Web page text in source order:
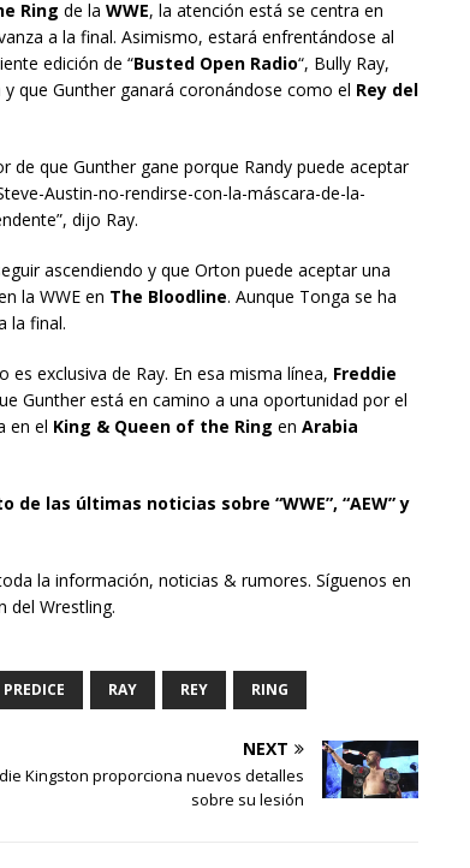
Ring de la WWE, la atención está se centra en
a la final. Asimismo, estará enfrentándose al
edición de “Busted Open Radio“, Bully Ray,
que Gunther ganará coronándose como el Rey del
de que Gunther gane porque Randy puede aceptar
Austin-no-rendirse-con-la-máscara-de-la-
dijo Ray.
ascendiendo y que Orton puede aceptar una
la WWE en The Bloodline. Aunque Tonga se ha
la final.
es exclusiva de Ray. En esa misma línea, Freddie
Gunther está en camino a una oportunidad por el
en el King & Queen of the Ring en Arabia
las últimas noticias sobre “WWE”, “AEW” y
la información, noticias & rumores. Síguenos en
del Wrestling.
PREDICE RAY REY RING
NEXT
Kingston proporciona nuevos detalles
sobre su lesión